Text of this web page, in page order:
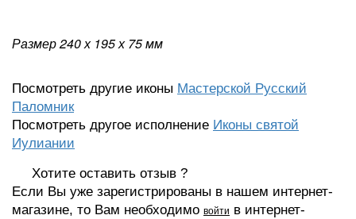
Размер 240 х 195 х 75мм
Посмотреть другие иконы Мастерской Русский
Паломник
Посмотреть другое исполнение Иконы святой
Иулиании
Хотите оставить отзыв ?
Если Вы уже зарегистрированы в нашем интернет-
магазине, то Вам необходимо войти в интернет-